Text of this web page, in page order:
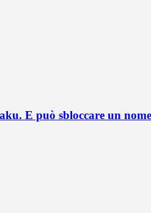
E può sbloccare un